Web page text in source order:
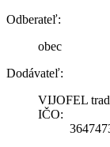
Odberateľ:
obec
Dodávateľ:
VIJOFEL
IČO: